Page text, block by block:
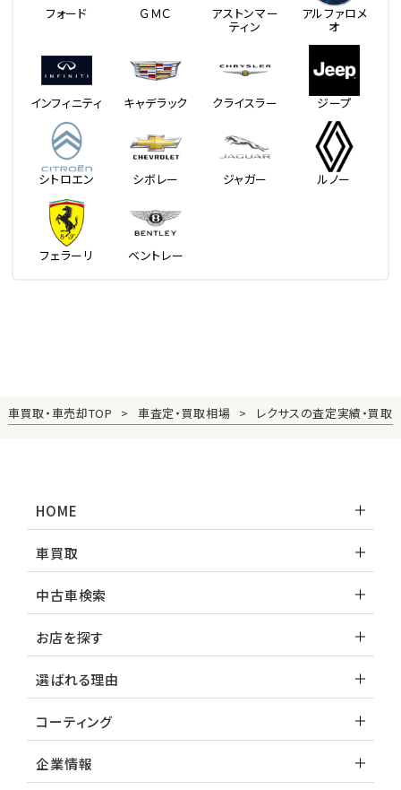
フォード ＧＭＣ アストンマー
ティン
アルファロメ
オ
インフィニティ キャデラック クライスラー ジープ
シトロエン シボレー ジャガー ルノー
フェラーリ ベントレー
車買取・車売却TOP 車査定・買取相場 レクサスの査定実績・買取
HOME
車買取
中古車検索
お店を探す
選ばれる理由
コーティング
企業情報